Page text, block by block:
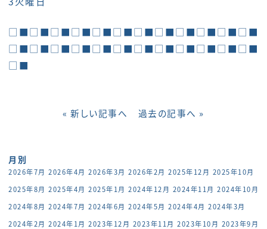
□■□■□■□■□■□■□■□■□■□■□■□■
□■□■□■□■□■□■□■□■□■□■□■□■
□■
« 新しい記事へ 過去の記事へ »
月別
2026年7月 2026年4月 2026年3月 2026年2月 2025年12月 2025年10月
2025年8月 2025年4月 2025年1月 2024年12月 2024年11月 2024年10月
2024年8月 2024年7月 2024年6月 2024年5月 2024年4月 2024年3月
2024年2月 2024年1月 2023年12月 2023年11月 2023年10月 2023年9月